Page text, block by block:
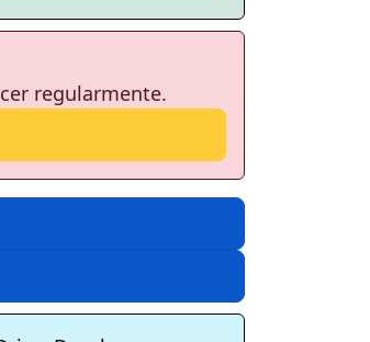
regularmente.